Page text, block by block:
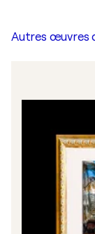
Autres œuvres